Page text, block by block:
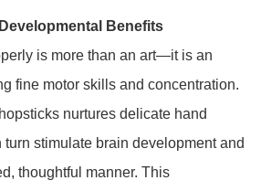
Benefits
is more than an art—it is an
fine motor skills and concentration.
nurtures delicate hand
stimulate brain development and
thoughtful manner. This